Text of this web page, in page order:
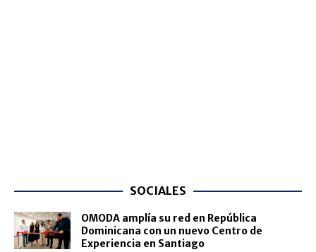
SOCIALES
OMODA amplía su red en República
Dominicana con un nuevo Centro de
Experiencia en Santiago